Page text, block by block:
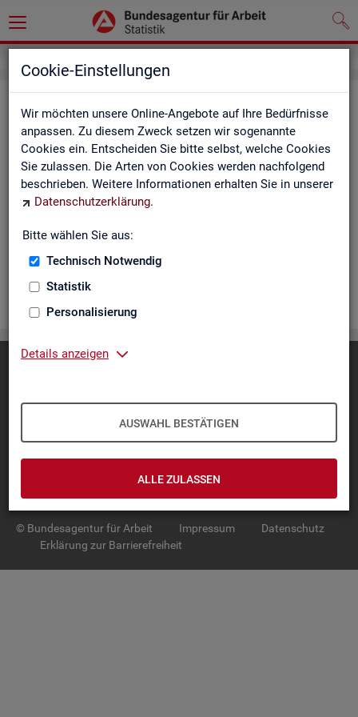
Cookie-Einstellungen
Wir möchten unsere Online-Angebote auf Ihre Bedürfnisse
anpassen. Zu diesem Zweck setzen wir sogenannte
Cookies ein. Entscheiden Sie bitte selbst, welche Cookies
Sie zulassen. Die Arten von Cookies werden nachfolgend
beschrieben. Weitere Informationen erhalten Sie in unserer
Datenschutzerklärung.
Bitte wählen Sie aus:
Technisch Notwendig
Statistik
Personalisierung
Details anzeigen
AUSWAHL BESTÄTIGEN
ALLE ZULASSEN
Ar­beits­lo­se und Ar­beits­lo­sen­quo­
ten - Deutsch­land, Län­der, Krei­se
und Ge­mein­den (Zeit­rei­he Mo­nats-
und Jah­res­zah­len)
nen über Ar­beits­lo­se nach Alter, Ge­schlecht, Staats­an­ge­hö­
rig­keit, Schwer­be­hin­de­rung und wei­te­re Merk­ma­le sowie Ar­
beits­lo­sen­quo­ten.
Diese Seite empfehlen
IN­TER­AK­TI­VE STA­TIS­TI­KEN
GRUND­LA­GEN
© Bundesagentur für Arbeit Impressum
Datenschutz
Erklärung zur Barrierefreiheit